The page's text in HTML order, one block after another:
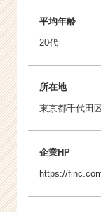
平均年齢
20代
所在地
東京都千代田
企業HP
https://